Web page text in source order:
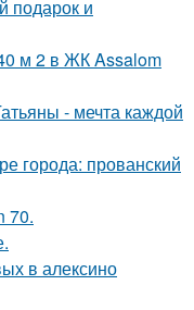
подарок и
м 2 в ЖК Assalom
- мечта каждой
города: прованский
70.
в алексино